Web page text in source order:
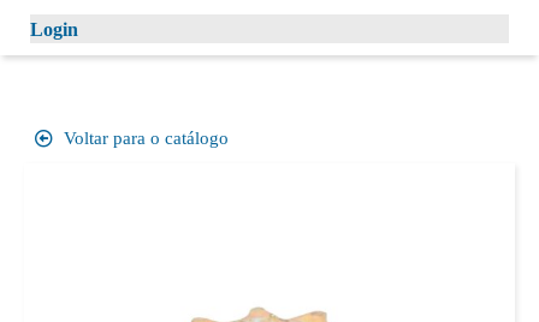
Login
Voltar para o catálogo